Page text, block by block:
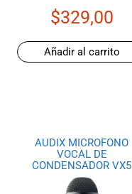
$329,00
Añadir al carrito
AUDIX MICROFONO
VOCAL DE
CONDENSADOR VX5